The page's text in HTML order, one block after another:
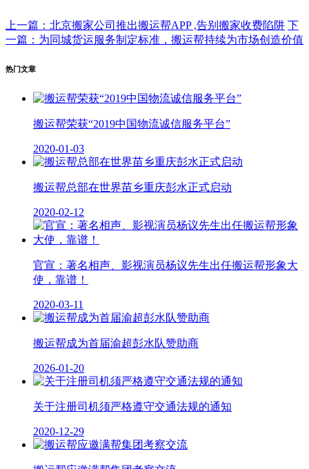
上一篇：北京搬家公司推出搬运帮APP ,告别搬家收费陷阱 下
一篇：为同城货运服务制定标准，搬运帮持续为市场创造价值
热门文章
搬运帮荣获“2019中国物流诚信服务平台”
2020-01-03
搬运帮总部在世界苗乡重庆彭水正式启动
2020-02-12
官宣：著名相声、影视演员杨议先生出任搬运帮形象大
使，靠谱！
2020-03-11
搬运帮成为首届渝超彭水队赞助商
2026-01-20
关于注册司机须严格遵守交通法规的通知
2020-12-29